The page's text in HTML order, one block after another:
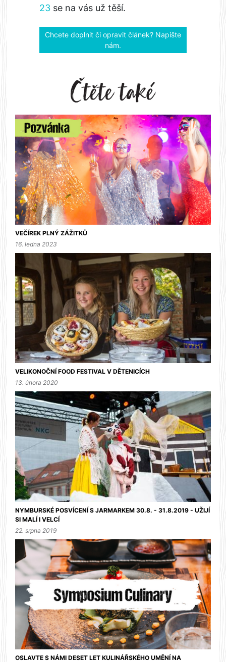
23 se na vás už těší.
Chcete doplnit či opravit článek? Napište
nám.
VEČÍREK PLNÝ ZÁŽITKŮ
16. ledna 2023
VELIKONOČNÍ FOOD FESTIVAL V DĚTENICÍCH
13. února 2020
NYMBURSKÉ POSVÍCENÍ S JARMARKEM 30.8. - 31.8.2019 - UŽIJÍ
SI MALÍ I VELCÍ
22. srpna 2019
OSLAVTE S NÁMI DESET LET KULINÁŘSKÉHO UMĚNÍ NA